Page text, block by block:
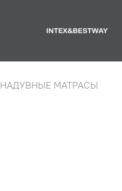
НАДУВНЫЕ МАТРАСЫ